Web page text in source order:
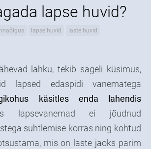
lapse huvid?
lapse huvid laste huvid
lahku, tekib sageli küsimus,
lapsed edaspidi vanematega
käsitles enda lahendis
lapsevanemad ei jõudnud
suhtlemise korras ning kohtud
mis on laste jaoks parim